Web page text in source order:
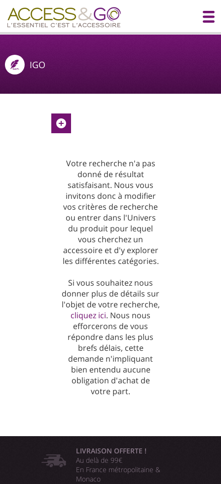
IGO
Votre recherche n'a pas
donné de résultat
satisfaisant. Nous vous
invitons donc à modifier
vos critères de recherche
ou entrer dans l'Univers
du produit pour lequel
vous cherchez un
accessoire et d'y explorer
les différentes catégories.
Si vous souhaitez nous
donner plus de détails sur
l'objet de votre recherche,
cliquez ici. Nous nous
efforcerons de vous
répondre dans les plus
brefs délais, cette
demande n'impliquant
bien entendu aucune
obligation d'achat de
votre part.
LIVRAISON OFFERTE !
Au delà de 99€
En France métropolitaine &
Monaco